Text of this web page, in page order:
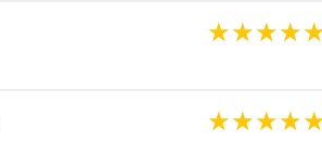
★★★★
★★★★